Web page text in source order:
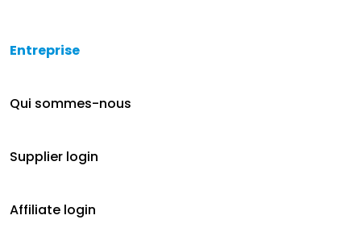
Entreprise
Qui sommes-nous
Supplier login
Affiliate login